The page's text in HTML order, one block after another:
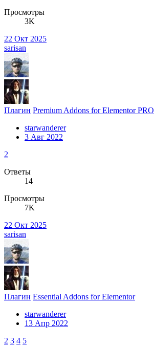
Просмотры
3K
22 Окт 2025
sarisan
Плагин Premium Addons for Elementor PRO
starwanderer
3 Авг 2022
2
Ответы
14
Просмотры
7K
22 Окт 2025
sarisan
Плагин Essential Addons for Elementor
starwanderer
13 Апр 2022
2 3 4 5